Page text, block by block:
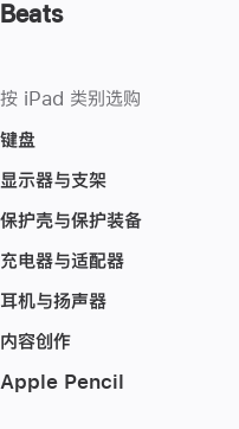
Beats
按 iPad 类别选购
键盘
显示器与支架
保护壳与保护装备
充电器与适配器
耳机与扬声器
内容创作
Apple Pencil